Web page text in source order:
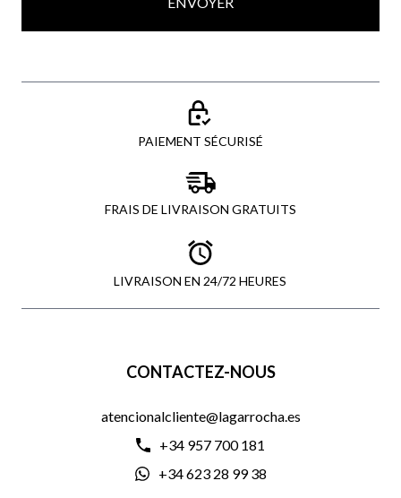
PAIEMENT SÉCURISÉ
FRAIS DE LIVRAISON GRATUITS
LIVRAISON EN 24/72 HEURES
CONTACTEZ-NOUS
atencionalcliente@lagarrocha.es
+34 957 700 181
+34 623 28 99 38